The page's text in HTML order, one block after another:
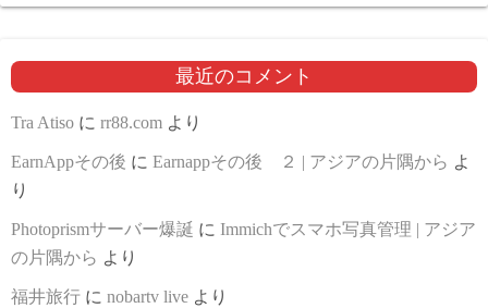
最近のコメント
Tra Atiso に rr88.com より
EarnAppその後 に Earnappその後 ２ | アジアの片隅から よ
り
Photoprismサーバー爆誕 に Immichでスマホ写真管理 | アジア
の片隅から より
福井旅行 に nobartv live より